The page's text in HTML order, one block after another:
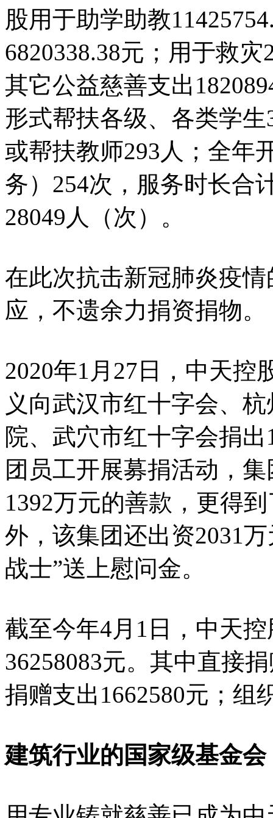
股用于助学助教
6820338.38元；用于救
其它公益慈善支出
形式帮扶各级、各类学
或帮扶教师293人；全年
务）254次，服务时长合
28049人（次）。
在此次抗击新冠肺炎疫
应，不遗余力捐资捐物。
2020年1月27日，中天控
义向武汉市红十字会、
院、武穴市红十字会捐
团员工开展募捐活动，
1392万元的善款，更得
外，该集团还出资2031
战士”送上慰问金。
截至今年4月1日，中天
36258083元。其中直接
捐赠支出1662580元；组
建筑行业的国家级基金会